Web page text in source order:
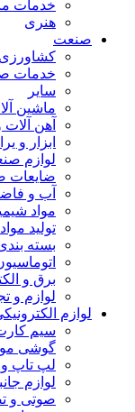
خدمات
هنری
صنعت
کشاورزی
خدمات
سایر
ماشین
آهن
ابزار و
لوازم
ضایعات
آب و
مواد
تولید
بسته
برق و
لوازم و
لوازم
سیم
گوشی
لپ تاپ و
لوازم
صوتی و